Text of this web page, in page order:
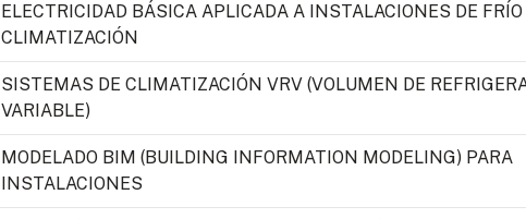
ELECTRICIDAD BÁSICA APLICADA A INSTALACIONES DE FRÍO
CLIMATIZACIÓN
SISTEMAS DE CLIMATIZACIÓN VRV (VOLUMEN DE
VARIABLE)
MODELADO BIM (BUILDING INFORMATION MODELING) PARA
INSTALACIONES